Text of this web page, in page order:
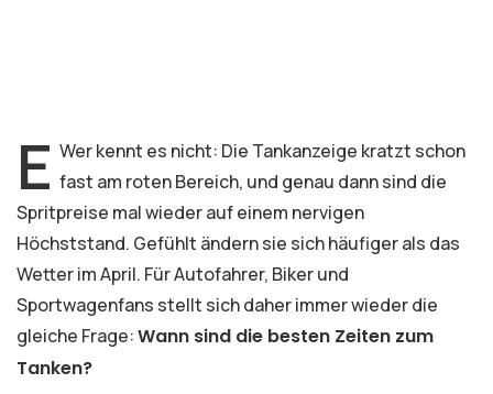
E Wer kennt es nicht: Die Tankanzeige kratzt schon
fast am roten Bereich, und genau dann sind die
Spritpreise mal wieder auf einem nervigen
Höchststand. Gefühlt ändern sie sich häufiger als das
Wetter im April. Für Autofahrer, Biker und
Sportwagenfans stellt sich daher immer wieder die
gleiche Frage:Wann sind die besten Zeiten zum
Tanken?